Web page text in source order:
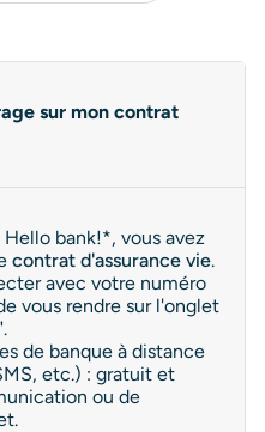
sur mon contrat
bank!*, vous avez
contrat d'assurance vie.
avec votre numéro
vous rendre sur l'onglet
de banque à distance
etc.) : gratuit et
ou de